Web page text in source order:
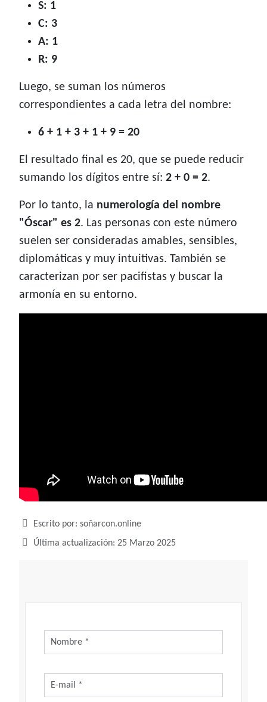
S: 1
C: 3
A: 1
R: 9
Luego, se suman los números
correspondientes a cada letra del nombre:
6 + 1 + 3 + 1 + 9 = 20
El resultado final es 20, que se puede reducir
sumando los dígitos entre sí: 2 + 0 = 2.
Por lo tanto, la numerología del nombre
"Óscar" es 2. Las personas con este número
suelen ser consideradas amables, sensibles,
diplomáticas y muy intuitivas. También se
caracterizan por ser pacifistas y buscar la
armonía en su entorno.
Detalles
Escrito por: soñarcon.online
Última actualización: 25 Marzo 2025